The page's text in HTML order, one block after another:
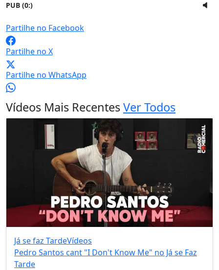
PUB (0:)
Partilhe no Facebook
Partilhe no X
Partilhe no WhatsApp
Vídeos Mais RecentesVer Todos
Já se faz TardeVídeos
Pedro Santos cant "I Don't Know Me" no Já se Faz
Tarde